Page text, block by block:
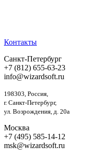
Контакты
Санкт-Петербург
+7 (812) 655-63-23
info@wizardsoft.ru
198303, Россия,
г. Санкт-Петербург,
ул. Возрождения, д. 20а
Москва
+7 (495) 585-14-12
msk@wizardsoft.ru